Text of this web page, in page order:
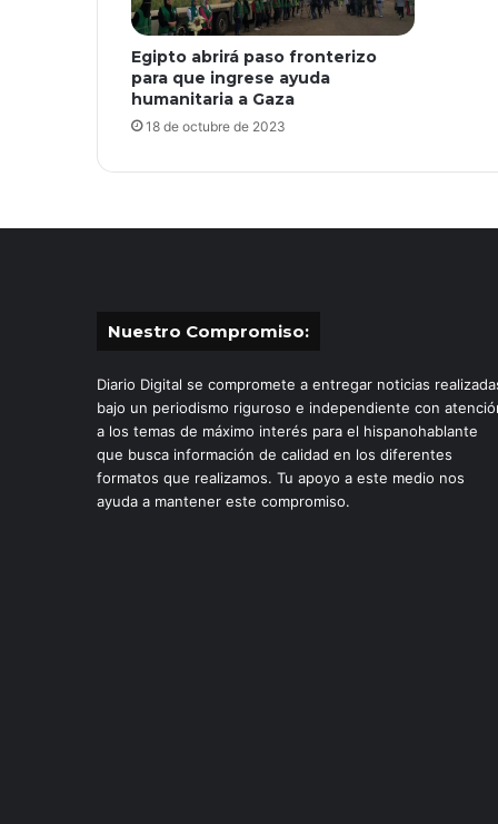
Egipto abrirá paso fronterizo
para que ingrese ayuda
humanitaria a Gaza
18 de octubre de 2023
Nuestro Compromiso:
Diario Digital se compromete a entregar noticias
bajo un periodismo riguroso e independiente con
a los temas de máximo interés para el hispanohablante
que busca información de calidad en los diferentes
formatos que realizamos. Tu apoyo a este medio nos
ayuda a mantener este compromiso.